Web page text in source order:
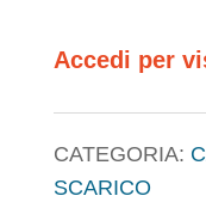
Accedi per
CATEGORIA:
SCARICO